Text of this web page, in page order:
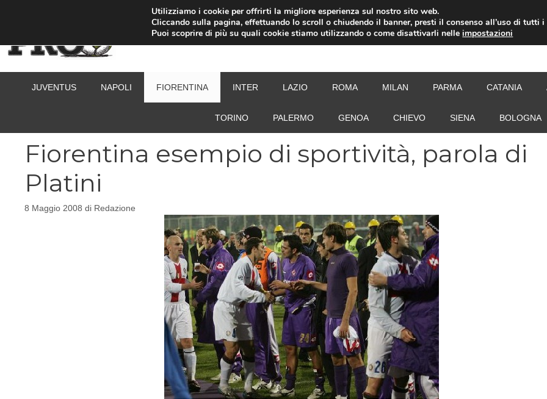
JUVENTUS NAPOLI FIORENTINA INTER LAZIO ROMA MILAN PARMA CATANIA
TORINO PALERMO GENOA CHIEVO SIENA BOLOGNA
Fiorentina esempio di sportività, parola di
Platini
8 Maggio 2008 di Redazione
Utilizziamo i cookie per offrirti la migliore esperienza sul nostro sito web.
Cliccando sulla pagina, effettuando lo scroll o chiudendo il banner, presti il consenso all’uso di tutti i
Puoi scoprire di più su quali cookie stiamo utilizzando o come disattivarli nelleimpostazioni